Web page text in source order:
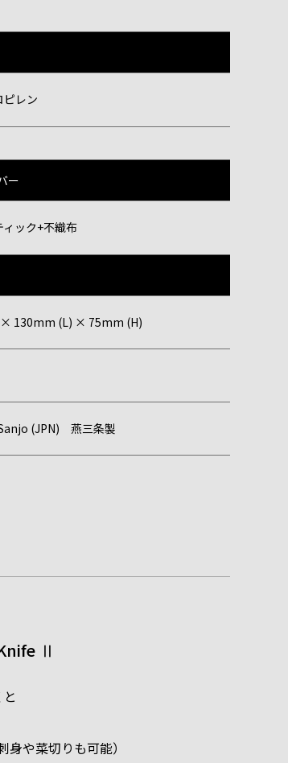
ピレン
ー
ィック+不織布
130mm (L) × 75mm (H)
(JPN) 燕三条製
Ⅱ
や菜切りも可能）